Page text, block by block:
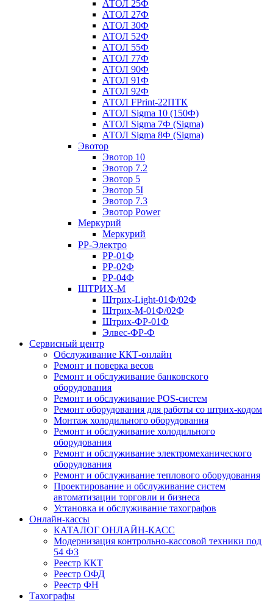
АТОЛ 25Ф
АТОЛ 27Ф
АТОЛ 30Ф
АТОЛ 52Ф
АТОЛ 55Ф
АТОЛ 77Ф
АТОЛ 90Ф
АТОЛ 91Ф
АТОЛ 92Ф
АТОЛ FPrint-22ПТК
АТОЛ Sigma 10 (150Ф)
АТОЛ Sigma 7Ф (Sigma)
АТОЛ Sigma 8Ф (Sigma)
Эвотор
Эвотор 10
Эвотор 7.2
Эвотор 5
Эвотор 5I
Эвотор 7.3
Эвотор Power
Меркурий
Меркурий
РР-Электро
РР-01Ф
РР-02Ф
РР-04Ф
ШТРИХ-М
Штрих-Light-01Ф/02Ф
Штрих-М-01Ф/02Ф
Штрих-ФР-01Ф
Элвес-ФР-Ф
Сервисный центр
Обслуживание ККТ-онлайн
Ремонт и поверка весов
Ремонт и обслуживание банковского
оборудования
Ремонт и обслуживание POS-систем
Ремонт оборудования для работы со штрих-кодом
Монтаж холодильного оборудования
Ремонт и обслуживание холодильного
оборудования
Ремонт и обслуживание электромеханического
оборудования
Ремонт и обслуживание теплового оборудования
Проектирование и обслуживание систем
автоматизации торговли и бизнеса
Установка и обслуживание тахографов
Онлайн-кассы
КАТАЛОГ ОНЛАЙН-КАСС
Модернизация контрольно-кассовой техники под
54 ФЗ
Реестр ККТ
Реестр ОФД
Реестр ФН
Тахографы